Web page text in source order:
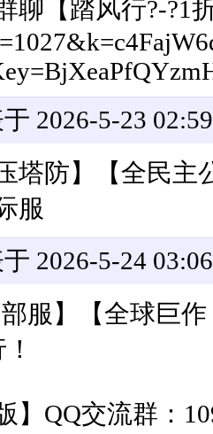
聊【踏风行?-?1
2026-5-23
塔防】【全民
服
2026-5-24
部服】【全球巨
】QQ交流群：